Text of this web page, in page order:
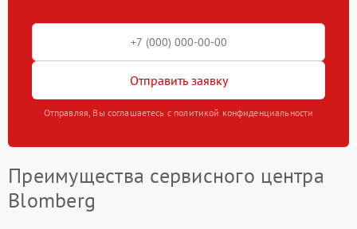
Отправить заявку
Отправляя, Вы соглашаетесь с политикой конфиденциальности
Преимущества сервисного центра
Blomberg